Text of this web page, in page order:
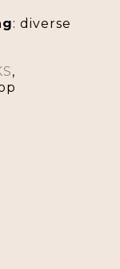
: diverse
,